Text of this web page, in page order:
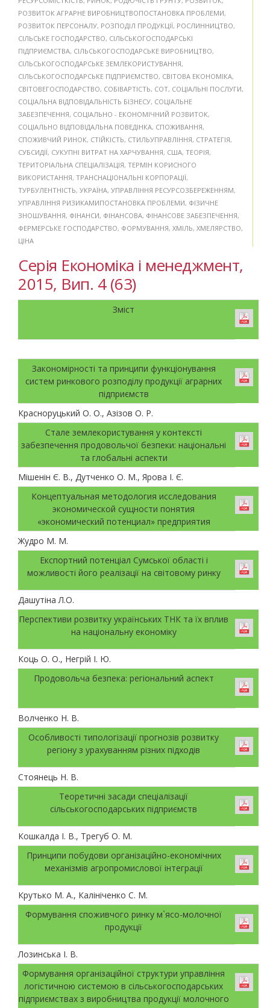
РОЗВИТОК АГРАРНЕ ВИРОБНИЦТВОПОСТАНОВКА ПРОБЛЕМИ,
РОЗВИТОК ПЕРСОНАЛУ, РОЗПОДІЛ ПРОДУКЦІЇ, РОСЛИННИЦТВО,
СІЛЬСЬКЕ ГОСПОДАРСТВО, СІЛЬСЬКОГОСПОДАРСЬКІ
ПІДПРИЄМСТВА, СІЛЬСЬКОГОСПОДАРСЬКЕ ВИРОБНИЦТВО,
СІЛЬСЬКОГОСПОДАРСЬКЕ ЗЕМЛЕКОРИСТУВАННЯ,
СІЛЬСЬКОГОСПОДАРСЬКЕ ПІДПРИЄМСТВО, СВІТОВА ЕКОНОМІКА,
СВІТОВЕГОСПОДАРСТВО, СОБІВАРТІСТЬ, СОТ, СОЦІАЛЬНІ ПОСЛУГИ,
СОЦІАЛЬНА ВІДПОВІДАЛЬНІСТЬ БІЗНЕСУ, СОЦІАЛЬНЕ
ЗАБЕЗПЕЧЕННЯ, СОЦІАЛЬНО - ЕКОНОМІЧНИЙ РОЗВИТОК,
СОЦІАЛЬНО ВІДПОВІДАЛЬНА ПОВЕДІНКА, СПОЖИВАННЯ,
СПОЖИВЧИЙ РИНОК, СТІЙКІСТЬ, СТИЛЬУПРАВЛІННЯ, СТРАТЕГІЯ,
СУБСИДІЇ, СУКУПНІ ВИТРАТ НА ХАРЧУВАННЯ, США, ТЕОРІЯ,
ТЕРИТОРІАЛЬНА СПЕЦІАЛІЗАЦІЯ, ТЕРМІН КОРИСНОГО
ВИКОРИСТАННЯ, ТРАНСНАЦІОНАЛЬНІ КОРПОРАЦІЇ,
ТУРБУЛЕНТНІСТЬ, УКРАЇНА, УПРАВЛІННЯ РЕСУРСОЗБЕРЕЖЕННЯМ,
УПРАВЛІННЯ РИЗИКАМИПОСТАНОВКА ПРОБЛЕМИ, ФІЗИЧНЕ
ЗНОШУВАННЯ, ФІНАНСИ, ФІНАНСОВА, ФІНАНСОВЕ ЗАБЕЗПЕЧЕННЯ,
ФЕРМЕРСЬКЕ ГОСПОДАРСТВО, ФОРМУВАННЯ, ХМІЛЬ, ХМЕЛЯРСТВО,
ЦІНА
Серія Економіка і менеджмент,
2015, Вип. 4 (63)
Зміст
Закономірності та принципи функціонування
систем ринкового розподілу продукції аграрних
підприємств
Красноруцький О. О., Азізов О. Р.
Стале землекористування у контексті
забезпечення продовольчої безпеки: національні
та глобальні аспекти
Мішенін Є. В., Дутченко О. М., Ярова І. Є.
Концептуальная методология исследования
экономической сущности понятия
«экономический потенциал» предприятия
Жудро М. М.
Експортний потенціал Сумської області і
можливості його реалізації на світовому ринку
Дашутіна Л.О.
Перспективи розвитку українських ТНК та їх вплив
на національну економіку
Коць О. О., Негрій І. Ю.
Продовольча безпека: регіональний аспект
Волченко Н. В.
Особливості типологізації прогнозів розвитку
регіону з урахуванням різних підходів
Стоянець Н. В.
Теоретичні засади спеціалізації
сільськогосподарських підприємств
Кошкалда І. В., Трегуб О. М.
Принципи побудови організаційно-економічних
механізмів агропромислової інтеграції
Крутько М. А., Калініченко С. М.
Формування споживчого ринку м`ясо-молочної
продукції
Лозинська І. В.
Формування організаційної структури управління
логістичною системою в сільськогосподарських
підприємствах з виробництва продукції молочного